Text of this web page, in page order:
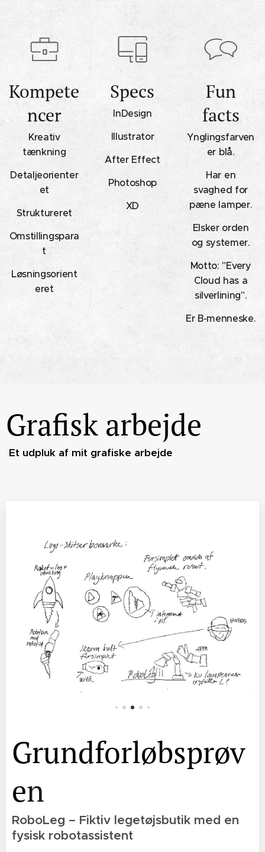
Kompete
ncer
Kreativ
tænkning
Detaljeorienter
et
Struktureret
Omstillingspara
t
Løsningsorient
eret
Specs
InDesign
Illustrator
After Effect
Photoshop
XD
Fun
facts
Ynglingsfarven
er blå.
Har en
svaghed for
pæne lamper.
Elsker orden
og systemer.
Motto: "Every
Cloud has a
silverlining".
Er B-menneske.
Grafisk arbejde
Et udpluk af mit grafiske arbejde
Grundforløbsprøv
en
RoboLeg – Fiktiv legetøjsbutik med en
fysisk robotassistent